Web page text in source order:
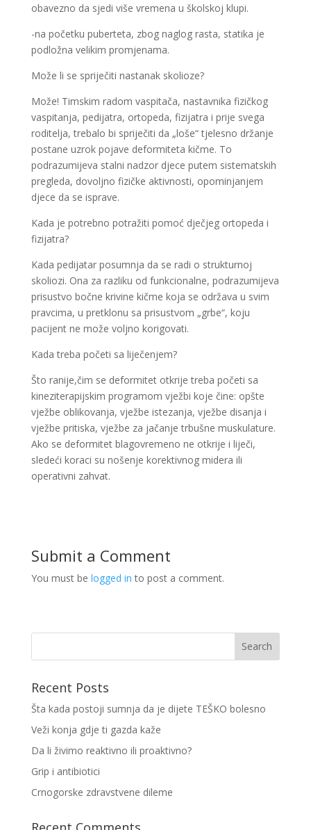
obavezno da sjedi više vremena u školskoj klupi.
-na početku puberteta, zbog naglog rasta, statika je
podložna velikim promjenama.
Može li se spriječiti nastanak skolioze?
Može! Timskim radom vaspitača, nastavnika fizičkog
vaspitanja, pedijatra, ortopeda, fizijatra i prije svega
roditelja, trebalo bi spriječiti da „loše“ tjelesno držanje
postane uzrok pojave deformiteta kičme. To
podrazumijeva stalni nadzor djece putem sistematskih
pregleda, dovoljno fizičke aktivnosti, opominjanjem
djece da se isprave.
Kada je potrebno potražiti pomoć dječjeg ortopeda i
fizijatra?
Kada pedijatar posumnja da se radi o strukturnoj
skoliozi. Ona za razliku od funkcionalne, podrazumijeva
prisustvo bočne krivine kičme koja se održava u svim
pravcima, u pretklonu sa prisustvom „grbe“, koju
pacijent ne može voljno korigovati.
Kada treba početi sa liječenjem?
Što ranije,čim se deformitet otkrije treba početi sa
kineziterapijskim programom vježbi koje čine: opšte
vježbe oblikovanja, vježbe istezanja, vježbe disanja i
vježbe pritiska, vježbe za jačanje trbušne muskulature.
Ako se deformitet blagovremeno ne otkrije i liječi,
sledeći koraci su nošenje korektivnog midera ili
operativni zahvat.
Submit a Comment
You must be logged in to post a comment.
Recent Posts
Šta kada postoji sumnja da je dijete TEŠKO bolesno
Veži konja gdje ti gazda kaže
Da li živimo reaktivno ili proaktivno?
Grip i antibiotici
Crnogorske zdravstvene dileme